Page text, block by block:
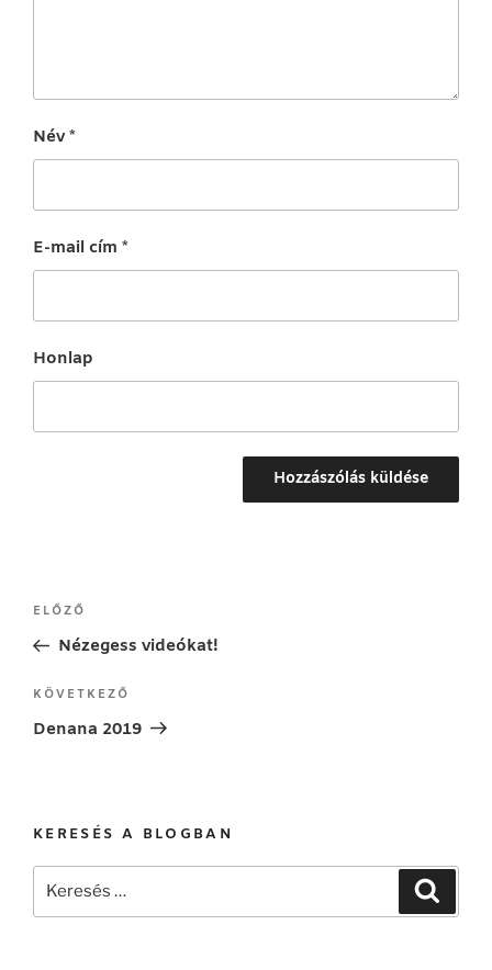
Név*
E-mail cím *
Honlap
Bejegyzés
Korábbi
bejegyzés
ELŐZŐ
Nézegess videókat!
Következő
bejegyzés
KÖVETKEZŐ
Denana 2019
KERESÉS A BLOGBAN
Keresés